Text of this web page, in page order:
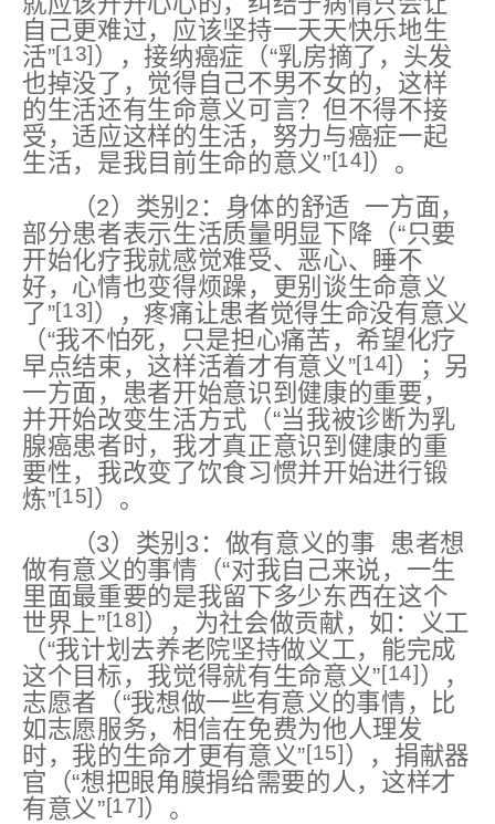
自己更难过，应该坚持一天天快乐地生
活”[13]），接纳癌症（“乳房摘了，头发
也掉没了，觉得自己不男不女的，这样
的生活还有生命意义可言？但不得不接
受，适应这样的生活，努力与癌症一起
生活，是我⽬前生命的意义”[14]）。
（2）类别2：身体的舒适 一方面，
部分患者表示生活质量明显下降（“只要
开始化疗我就感觉难受、恶心、睡不
好，心情也变得烦躁，更别谈生命意义
了”[13]），疼痛让患者觉得生命没有意义
（“我不怕死，只是担心痛苦，希望化疗
早点结束，这样活着才有意义”[14]）；另
一方面，患者开始意识到健康的重要，
并开始改变生活方式（“当我被诊断为乳
腺癌患者时，我才真正意识到健康的重
要性，我改变了饮食习惯并开始进行锻
炼”[15]）。
（3）类别3：做有意义的事 患者想
做有意义的事情（“对我自己来说，一生
里面最重要的是我留下多少东西在这个
世界上”[18]），为社会做贡献，如：义工
（“我计划去养老院坚持做义工，能完成
这个目标，我觉得就有生命意义”[14]），
志愿者（“我想做⼀些有意义的事情，⽐
如志愿服务，相信在免费为他⼈理发
时，我的生命才更有意义”[15]），捐献器
官（“想把眼角膜捐给需要的人，这样才
有意义”[17]）。